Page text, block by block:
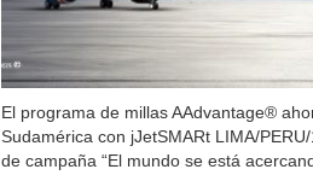
El programa de millas AAdvantage®
Sudamérica con jJetSMARt LIMA/
de campaña “El mundo se está